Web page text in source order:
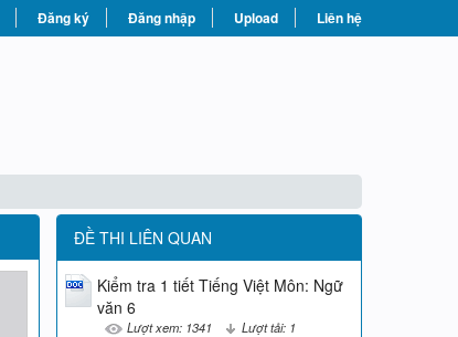
Đăng ký Đăng nhập Upload Liên hệ
ĐỀ THI LIÊN QUAN
Kiểm tra 1 tiết Tiếng Việt Môn: Ngữ
văn 6
Lượt xem: 1341 Lượt tải: 1